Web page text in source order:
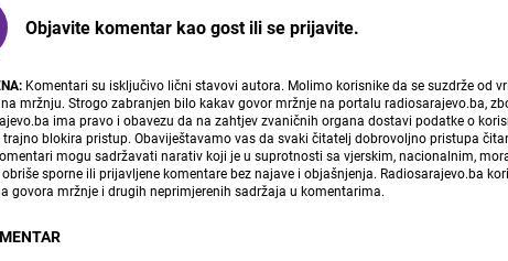
Objavite komentar kao gost ili se prijavite.
Komentari su isključivo lični stavovi autora. Molimo korisnike da se suzdrže od
mržnju. Strogo zabranjen bilo kakav govor mržnje na portalu radiosarajevo.ba,
ima pravo i obavezu da na zahtjev zvaničnih organa dostavi podatke o
trajno blokira pristup. Obaviještavamo vas da svaki čitatelj dobrovoljno pristupa
mogu sadržavati narativ koji je u suprotnosti sa vjerskim, nacionalnim,
sporne ili prijavljene komentare bez najave i objašnjenja. Radiosarajevo.ba
govora mržnje i drugih neprimjerenih sadržaja u komentarima.